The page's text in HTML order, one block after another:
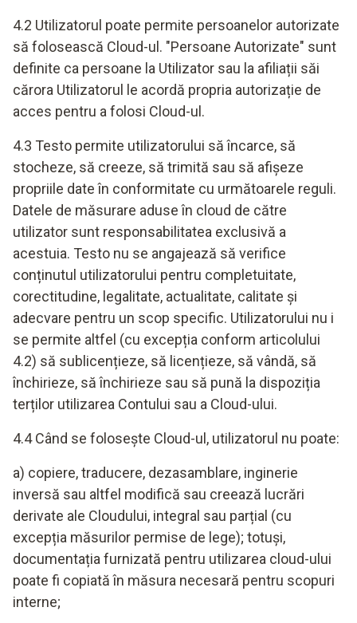
4.2 Utilizatorul poate permite persoanelor autorizate
să folosească Cloud-ul. "Persoane Autorizate" sunt
definite ca persoane la Utilizator sau la afiliații săi
cărora Utilizatorul le acordă propria autorizație de
acces pentru a folosi Cloud-ul.
4.3 Testo permite utilizatorului să încarce, să
stocheze, să creeze, să trimită sau să afișeze
propriile date în conformitate cu următoarele reguli.
Datele de măsurare aduse în cloud de către
utilizator sunt responsabilitatea exclusivă a
acestuia. Testo nu se angajează să verifice
conținutul utilizatorului pentru completuitate,
corectitudine, legalitate, actualitate, calitate și
adecvare pentru un scop specific. Utilizatorului nu i
se permite altfel (cu excepția conform articolului
4.2) să sublicențieze, să licențieze, să vândă, să
închirieze, să închirieze sau să pună la dispoziția
terților utilizarea Contului sau a Cloud-ului.
4.4 Când se folosește Cloud-ul, utilizatorul nu poate:
a) copiere, traducere, dezasamblare, inginerie
inversă sau altfel modifică sau creează lucrări
derivate ale Cloudului, integral sau parțial (cu
excepția măsurilor permise de lege); totuși,
documentația furnizată pentru utilizarea cloud-ului
poate fi copiată în măsura necesară pentru scopuri
interne;